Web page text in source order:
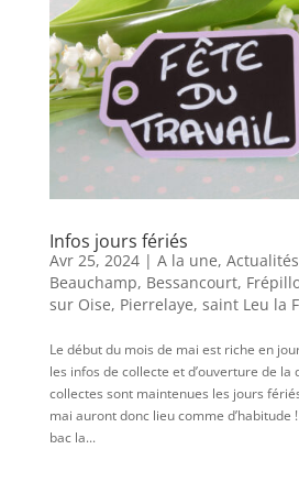
Infos jours fériés
Avr 25, 2024| A la une, Actualités
Beauchamp, Bessancourt,
sur Oise, Pierrelaye, saint Leu la
Le début du mois de mai est riche en
les infos de collecte et d’ouverture de la
collectes sont maintenues les jours
mai auront donc lieu comme d’habitude
bac la...